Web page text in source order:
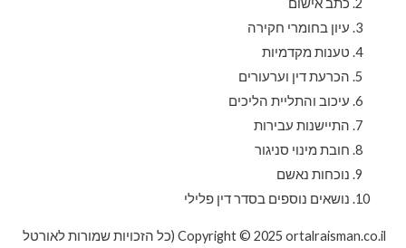
עיון בחומרי חקירה
טענות מקדמיות
הכרעת דין וערעורים
עיכוב והתליית הליכים
התיישנות עבירות
חובת מינוי סניגור
נוכחות נאשם
נושאים נוספים בסדר דין פלילי
Copyright © 2025 ortalraisman.co.il (כל הזכויות שמורות לאורטל